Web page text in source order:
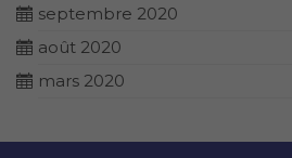
septembre 2020
août 2020
mars 2020